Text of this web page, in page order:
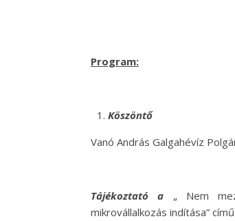
Program:
Köszöntő
Vanó András Galgahévíz
Tájékoztató a „ Nem
mikrovállalkozás indítása”